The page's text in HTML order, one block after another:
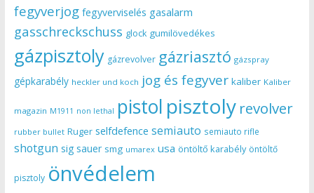
fegyverjog fegyverviselés gasalarm
gasschreckschuss glock gumilövedékes
gázpisztoly gázrevolver gázriasztó gázspray
gépkarabély heckler und koch jog és fegyver kaliber Kaliber
magazin M1911 non lethal pistol pisztoly revolver
rubber bullet Ruger selfdefence semiauto semiauto rifle
shotgun sig sauer smg umarex usa öntöltő karabély öntöltő
pisztoly önvédelem